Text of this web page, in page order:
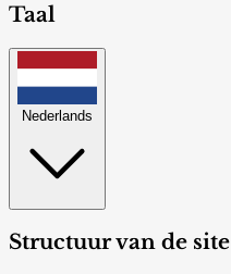
Taal
Nederlands
Structuur van de site